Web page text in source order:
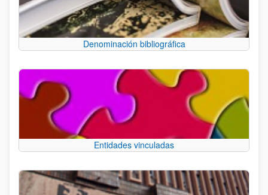
Denominación bibliográfica
Entidades vinculadas